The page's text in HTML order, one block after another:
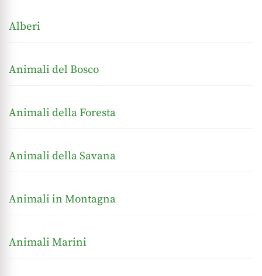
Alberi
Animali del Bosco
Animali della Foresta
Animali della Savana
Animali in Montagna
Animali Marini